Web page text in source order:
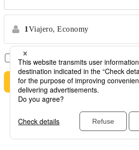
1Viajero, Economy
Solo Vuelos Directos *No se
Buscar
Otras aerolíneas